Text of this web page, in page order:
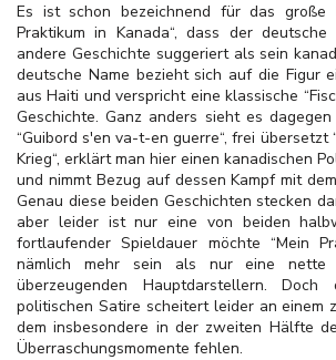
Es ist schon bezeichnend für das große
Praktikum in Kanada“, dass der
andere Geschichte suggeriert als sein
deutsche Name bezieht sich auf die Figur
aus Haiti und verspricht eine klassische
Geschichte. Ganz anders sieht es
“Guibord s'en va-t-en guerre“, frei übersetzt
Krieg“, erklärt man hier einen kanadischen
und nimmt Bezug auf dessen Kampf mit
Genau diese beiden Geschichten stecken
aber leider ist nur eine von beiden
fortlaufender Spieldauer möchte “Mein
nämlich mehr sein als nur eine nette
überzeugenden Hauptdarstellern.
politischen Satire scheitert leider an einem
dem insbesondere in der zweiten Hälfte
Überraschungsmomente fehlen.